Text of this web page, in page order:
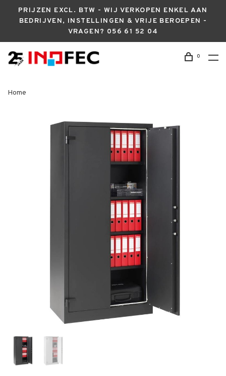
PRIJZEN EXCL. BTW - WIJ VERKOPEN ENKEL AAN
BEDRIJVEN, INSTELLINGEN & VRIJE BEROEPEN -
VRAGEN? 056 61 52 04
0
Home